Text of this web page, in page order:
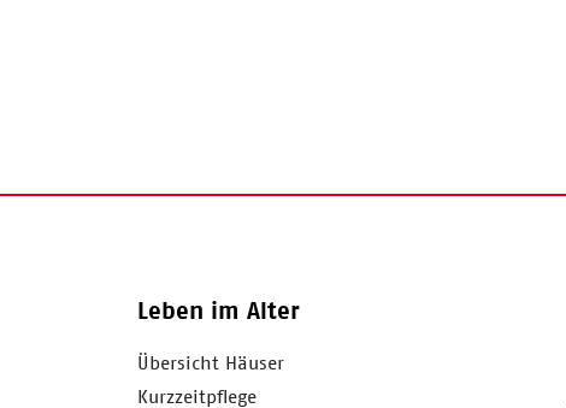
Leben im Alter
Übersicht Häuser
Kurzzeitpflege